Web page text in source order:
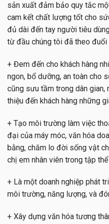
sản xuất đảm bảo quy tắc
cam kết chất lượng tốt cho
đủ dài đến tay người tiêu
từ đầu chúng tôi đã theo đuổi
+ Đem đến cho khách hàng
ngon, bổ dưỡng, an toàn cho
cũng sưu tầm trong dân gian,
thiệu đến khách hàng những
+ Tạo môi trường làm việc
đại của máy móc, văn hóa
bằng, chăm lo đời sống vật
chị em nhân viên trong tập
+ Là một doanh nghiệp phát
môi trường, năng lượng, và
+ Xây dựng văn hóa tương